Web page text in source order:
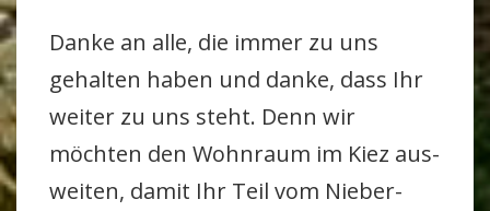
Danke an alle, die immer zu uns
gehalten haben und danke, dass Ihr
weiter zu uns steht. Denn wir
möchten den Wohn­raum im Kiez aus­
weiten, damit Ihr Teil vom Nie­ber­